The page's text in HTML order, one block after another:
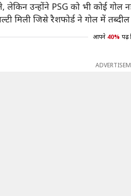
उन्होंने PSG को भी कोई गोल
मिली जिसे रैशफोर्ड ने गोल में
आपने 40% पढ़